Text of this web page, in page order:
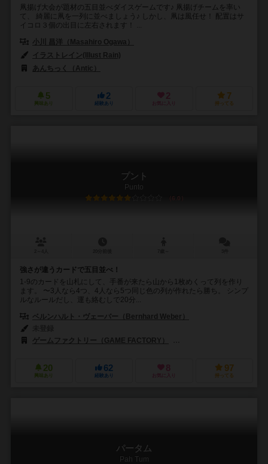
凧揚げ大会が題材の五目並べダイスゲームです♪ 凧揚げチームを率い
て、 綺麗に凧を一列に並べましょう♪ しかし、凧は風任せ！ 配置はサ
イコロ３個の出目に左右されます！ ...
小川 昌洋（Masahiro Ogawa）
イラストレイン(Illust Rain)
あんちっく（Antic）
5
興味あり
2
経験あり
2
お気に入り
7
持ってる
プント
Punto
6.0
強さが違うカードで五目並べ！
1-9のカードを山札にして、手番が来たら山から1枚めくって列を作り
ます。 〜3人なら4つ、4人なら5つ同じ色の列が作れたら勝ち。 シンプ
ルなルールだし、運も絡むしで20分...
ベルンハルト・ヴェーバー（Bernhard Weber）
ゲームファクトリー（GAME FACTORY）
20
興味あり
62
経験あり
8
お気に入り
97
持ってる
パータム
Pah Tum